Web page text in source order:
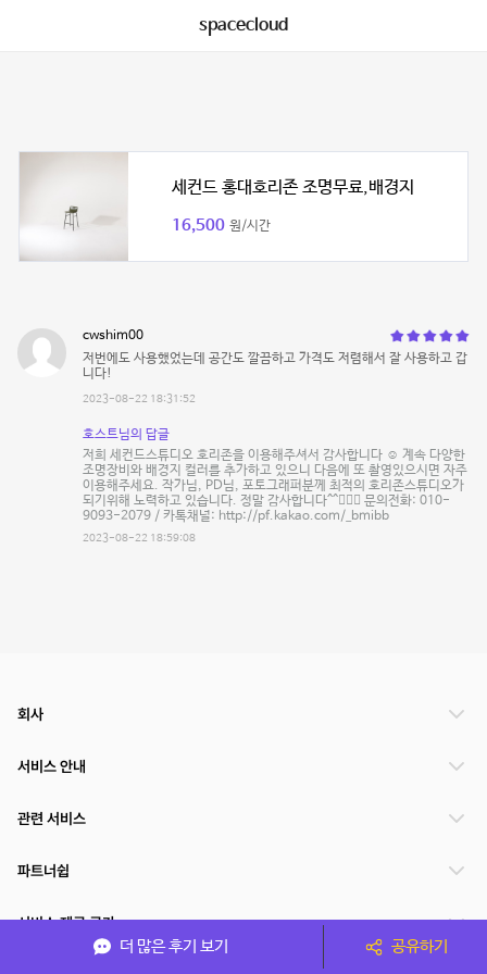
spacecloud
세컨드 홍대호리존 조명무료,배경지
16,500 원/시간
cwshim00
저번에도 사용했었는데 공간도 깔끔하고 가격도 저렴해서 잘 사용하고 갑
니다!
2023-08-22 18:31:52
호스트님의 답글
저희 세컨드스튜디오 호리존을 이용해주셔서 감사합니다 ☺️ 계속 다양한
조명장비와 배경지 컬러를 추가하고 있으니 다음에 또 촬영있으시면 자주
이용해주세요. 작가님, PD님, 포토그래퍼분께 최적의 호리존스튜디오가
되기위해 노력하고 있습니다. 정말 감사합니다^^🙇🏻‍♂️ 문의전화: 010-
9093-2079 / 카톡채널: http://pf.kakao.com/_bmibb
2023-08-22 18:59:08
더 많은 후기 보기 공유하기
회사
서비스 안내
관련 서비스
파트너쉽
서비스 제공 국가